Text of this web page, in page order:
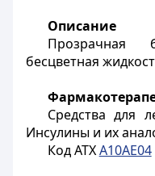
Описание
Прозрачная
бесцветная
Средства для
Инсулины и их
Код АТХA10AE04